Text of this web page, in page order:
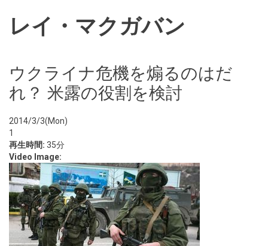
レイ・マクガバン
ウクライナ危機を煽るのはだ
れ？ 米露の役割を検討
2014/3/3(Mon)
1
再生時間: 35分
Video Image: